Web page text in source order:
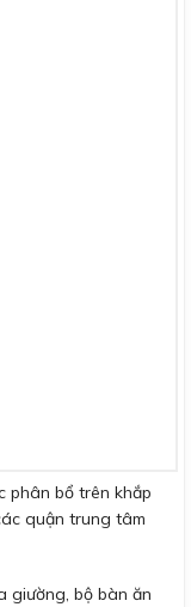
phân bổ trên khắp
quận trung tâm
giường, bộ bàn ăn